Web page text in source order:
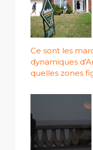
Ce sont les
dynamiques
quelles zones